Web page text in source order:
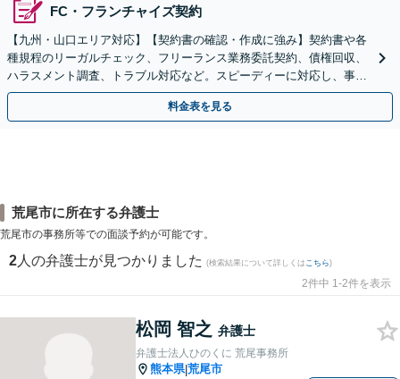
FC・フランチャイズ契約
【九州・山口エリア対応】【契約書の確認・作成に強み】契約書や各
種規程のリーガルチェック、フリーランス業務委託契約、債権回収、
ハラスメント調査、トラブル対応など。スピーディーに対応し、事業
成長を法的側面よりしっかりとサポート【駐車場あり】
料金表を見る
荒尾市に所在する弁護士
荒尾市の事務所等での面談予約が可能です。
2 人の弁護士が見つかりました (検索結果について詳しくは こちら)
2件中 1-2件を表示
松岡 智之 弁護士
弁護士法人ひのくに 荒尾事務所
熊本県|荒尾市